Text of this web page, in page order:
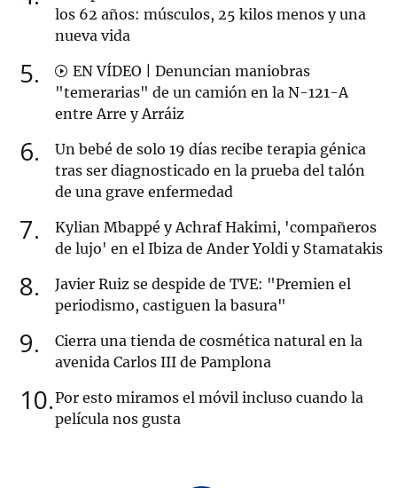
los 62 años: músculos, 25 kilos menos y una
nueva vida
5
EN VÍDEO | Denuncian maniobras
"temerarias" de un camión en la N-121-A
entre Arre y Arráiz
6
Un bebé de solo 19 días recibe terapia génica
tras ser diagnosticado en la prueba del talón
de una grave enfermedad
7
Kylian Mbappé y Achraf Hakimi, 'compañeros
de lujo' en el Ibiza de Ander Yoldi y Stamatakis
8
Javier Ruiz se despide de TVE: "Premien el
periodismo, castiguen la basura"
9
Cierra una tienda de cosmética natural en la
avenida Carlos III de Pamplona
10 Por esto miramos el móvil incluso cuando la
película nos gusta